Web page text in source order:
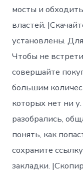
мосты и
властей.
установлены.
Чтобы не
совершайте
большим
которых нет ни
разобрались,
понять, как
сохраните
закладки.